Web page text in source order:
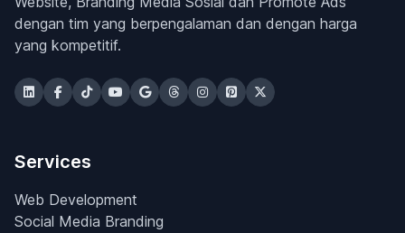
dengan tim yang berpengalaman dan dengan harga
yang kompetitif.
Services
Web Development
Social Media Branding